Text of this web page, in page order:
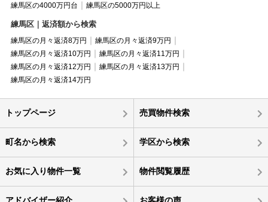
練馬区の4000万円台
練馬区の5000万円以上
練馬区｜返済額から検索
練馬区の月々返済8万円
練馬区の月々返済9万円
練馬区の月々返済10万円
練馬区の月々返済11万円
練馬区の月々返済12万円
練馬区の月々返済13万円
練馬区の月々返済14万円
トップページ 売買物件検索
町名から検索 学区から検索
お気に入り物件一覧 物件閲覧履歴